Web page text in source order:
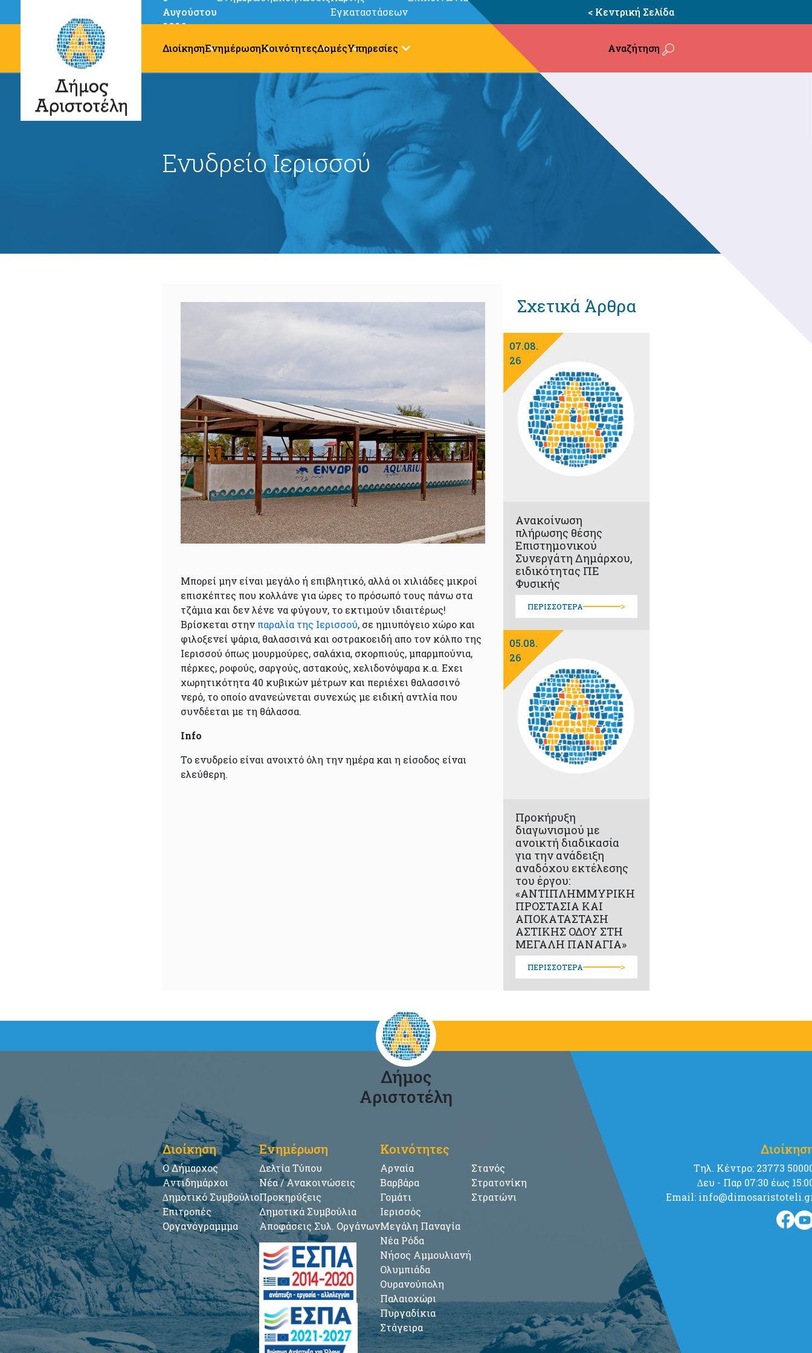
Αυγούστου
2026
Εγκαταστάσεων
< Κεντρική Σελίδα
ΔιοίκησηΕνημέρωσηΚοινότητεςΔομέςΥπηρεσίες Αναζήτηση
Ενυδρείο Ιερισσού
Μπορεί μην είναι μεγάλο ή επιβλητικό, αλλά οι χιλιάδες μικροί
επισκέπτες που κολλάνε για ώρες το πρόσωπό τους πάνω στα
τζάμια και δεν λένε να φύγουν, το εκτιμούν ιδιαιτέρως!
Βρίσκεται στην παραλία της Ιερισσού, σε ημιυπόγειο χώρο και
φιλοξενεί ψάρια, θαλασσινά και οστρακοειδή απο τον κόλπο της
Ιερισσού όπως μουρμούρες, σαλάχια, σκορπιούς, μπαρμπούνια,
πέρκες, ροφούς, σαργούς, αστακούς, χελιδονόψαρα κ.α. Εχει
χωρητικότητα 40 κυβικών μέτρων και περιέχει θαλασσινό
νερό, το οποίο ανανεώνεται συνεχώς με ειδική αντλία που
συνδέεται με τη θάλασσα.
Info
Το ενυδρείο είναι ανοιχτό όλη την ημέρα και η είσοδος είναι
ελεύθερη.
Σχετικά Άρθρα
07.08.
26
Ανακοίνωση
πλήρωσης θέσης
Επιστημονικού
Συνεργάτη Δημάρχου,
ειδικότητας ΠΕ
Φυσικής
ΠΕΡΙΣΣΟΤΕΡΑ >
05.08.
26
Προκήρυξη
διαγωνισμού με
ανοικτή διαδικασία
για την ανάδειξη
αναδόχου εκτέλεσης
του έργου:
«ΑΝΤΙΠΛΗΜΜΥΡΙΚΗ
ΠΡΟΣΤΑΣΙΑ ΚΑΙ
ΑΠΟΚΑΤΑΣΤΑΣΗ
ΑΣΤΙΚΗΣ ΟΔΟΥ ΣΤΗ
ΜΕΓΑΛΗ ΠΑΝΑΓΙΑ»
ΠΕΡΙΣΣΟΤΕΡΑ >
Δήμος
Αριστοτέλη
Διοίκηση
Ο Δήμαρχος
Αντιδημάρχοι
∆ημοτικό Συμβούλιο
Επιτροπές
Οργανόγραμμμα
Ενημέρωση
Δελτία Τύπου
Νέα / Ανακοινώσεις
Προκηρύξεις
Δημοτικά Συμβούλια
Αποφάσεις Συλ. Οργάνων
Κοινότητες
Αρναία
Βαρβάρα
Γομάτι
Ιερισσός
Μεγάλη Παναγία
Νέα Ρόδα
Νήσος Αμμουλιανή
Ολυμπιάδα
Ουρανούπολη
Παλαιοχώρι
Πυργαδίκια
Στάγειρα
Στανός
Στρατονίκη
Στρατώνι
Tηλ. Κέντρο: 23773
∆ευ - Παρ 07:30 έως
Email: